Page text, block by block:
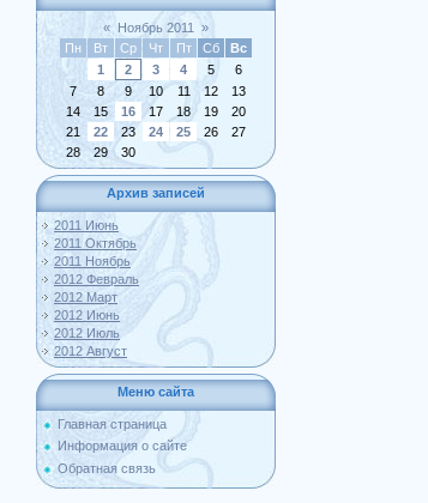
« Ноябрь 2011
»
Пн
Вт Ср Чт Пт Сб
Вс
1
2 3 4 5
6
7
8 9 10 11 12
13
14
15 16 17 18 19
20
21
22 23 24 25 26
27
28
29 30
Архив записей
2011 Июнь
2011 Октябрь
2011 Ноябрь
2012 Февраль
2012 Март
2012 Июнь
2012 Июль
2012 Август
Меню сайта
Главная страница
Информация о сайте
Обратная связь